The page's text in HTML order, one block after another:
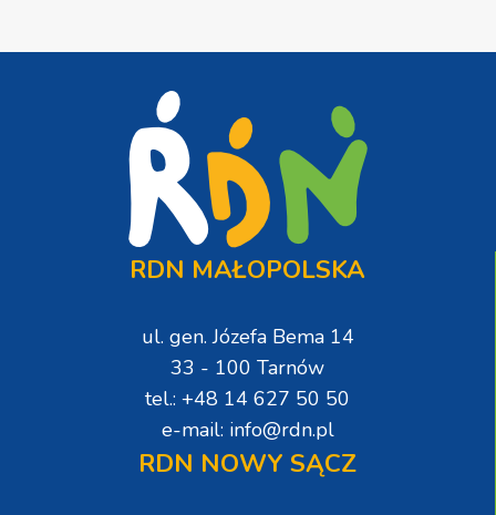
RDN MAŁOPOLSKA
ul. gen. Józefa Bema 14
33 - 100 Tarnów
tel.: +48 14 627 50 50
e-mail: info@rdn.pl
RDN NOWY SĄCZ